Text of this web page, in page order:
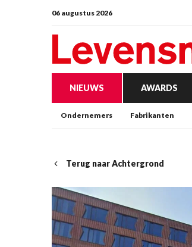
06 augustus 2026
NIEUWS AWARDS
Ondernemers Fabrikanten
Terug naar Achtergrond